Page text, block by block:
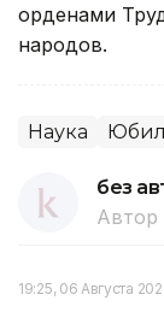
орденами
народов.
Наука
без
Автор
19:25, 06 Августа